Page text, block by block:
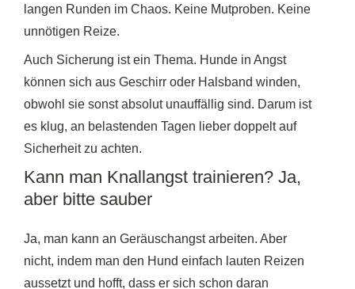
langen Runden im Chaos. Keine Mutproben. Keine
unnötigen Reize.
Auch Sicherung ist ein Thema. Hunde in Angst
können sich aus Geschirr oder Halsband winden,
obwohl sie sonst absolut unauffällig sind. Darum ist
es klug, an belastenden Tagen lieber doppelt auf
Sicherheit zu achten.
Kann man Knallangst trainieren? Ja,
aber bitte sauber
Ja, man kann an Geräuschangst arbeiten. Aber
nicht, indem man den Hund einfach lauten Reizen
aussetzt und hofft, dass er sich schon daran